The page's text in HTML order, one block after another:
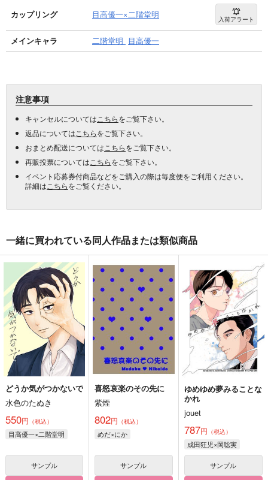
カップリング 目高優一×二階堂明 入荷アラート
メインキャラ 二階堂明 目高優一
注意事項
キャンセルについては こちらをご覧下さい。
返品については こちらをご覧下さい。
おまとめ配送については こちらをご覧下さい。
再販投票については こちらをご覧下さい。
イベント応募券付商品などをご購入の際は毎度便をご利用ください。
詳細は こちらをご覧ください。
一緒に買われている同人作品または類似商品
どうか気がつかないで
水色のたぬき
550円 （税込）
目高優一×二階堂明
サンプル
喜怒哀楽のその先に
紫煙
802円 （税込）
めだ×にか
サンプル
ゆめゆめ夢みることな
かれ
jouet
787円 （税込）
成田狂児×岡聡実
サンプル